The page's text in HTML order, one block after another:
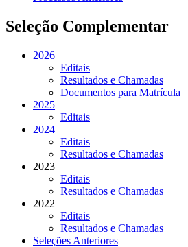
Seleção Complementar
2026
Editais
Resultados e Chamadas
Documentos para Matrícula
2025
Editais
2024
Editais
Resultados e Chamadas
2023
Editais
Resultados e Chamadas
2022
Editais
Resultados e Chamadas
Seleções Anteriores